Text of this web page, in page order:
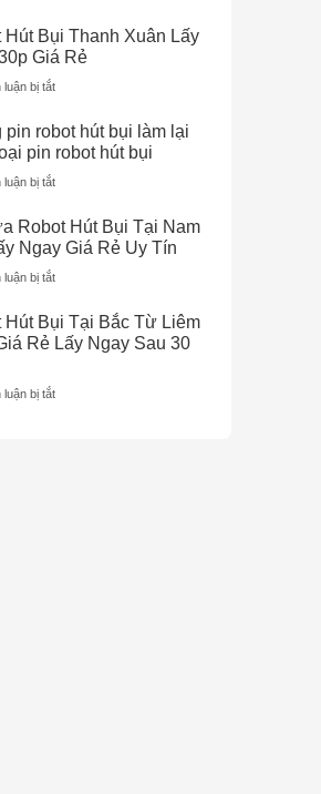
đóng
pin
máy
bắn
các
thiết
pin
Hút Bụi Thanh Xuân Lấy
Giá Rẻ
luận bị tắt
Robot
Hút
Xuân
Lấy
30p
Giá
pin robot hút bụi làm lại
pin robot hút bụi
luận bị tắt
đóng
pin
bụi
làm
Robot Hút Bụi Tại Nam
Ngay Giá Rẻ Uy Tín
luận bị tắt
Chỉ
Sửa
Hút Bụi Tại Bắc Từ Liêm
Rẻ Lấy Ngay Sau 30
luận bị tắt